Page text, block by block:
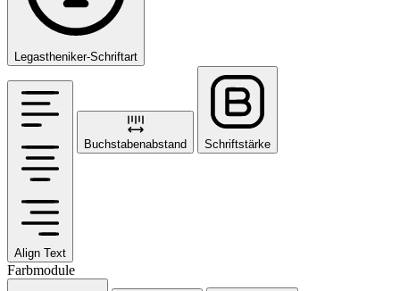
Legastheniker-Schriftart
Align Text
Buchstabenabstand Schriftstärke
Farbmodule